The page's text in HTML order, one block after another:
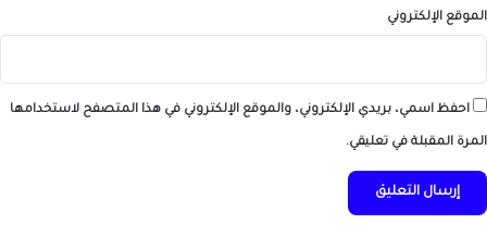
الموقع الإلكتروني
احفظ اسمي، بريدي الإلكتروني، والموقع الإلكتروني في هذا المتصفح لاستخدامها
المرة المقبلة في تعليقي.